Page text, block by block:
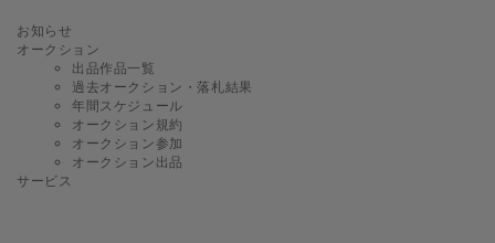
お知らせ
オークション
出品作品一覧
過去オークション・落札結果
年間スケジュール
オークション規約
オークション参加
オークション出品
サービス